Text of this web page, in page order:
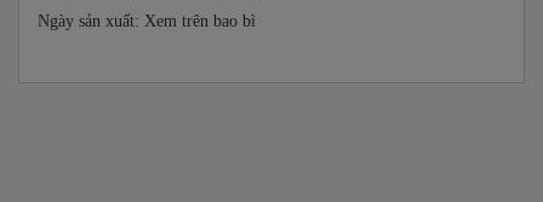
Ngày sản xuất: Xem trên bao bì